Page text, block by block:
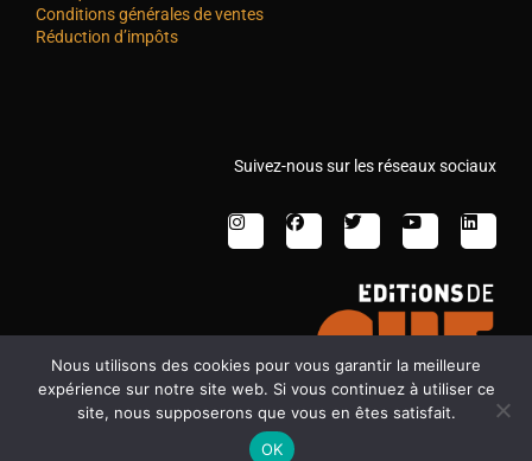
Conditions générales de ventes
Réduction d’impôts
Suivez-nous sur les réseaux sociaux
Nous utilisons des cookies pour vous garantir la meilleure
expérience sur notre site web. Si vous continuez à utiliser ce
site, nous supposerons que vous en êtes satisfait.
OK